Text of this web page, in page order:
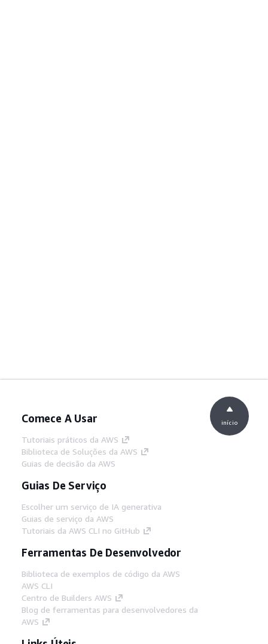
Comece A Usar
Tutoriais práticos da AWS
Biblioteca de Soluções da AWS
Guias de decisão da AWS
Guias De Serviço
Escolher um serviço de IA generativa
Guias de serviço da AWS
Tutoriais da AWS CLI no GitHub
Ferramentas De Desenvolvedor
Biblioteca de exemplos de código da AWS
AWS CLI
Centro de Builders AWS
Blog de ferramentas para desenvolvedores da
AWS
início